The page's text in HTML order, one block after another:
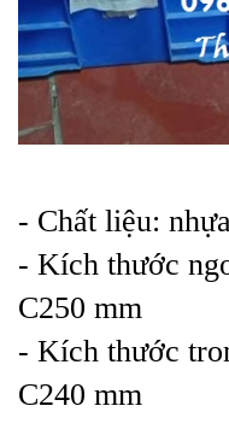
- Chất liệu:
- Kích thước
C250 mm
- Kích thước
C240 mm